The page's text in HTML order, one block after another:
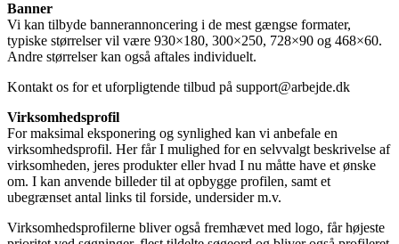
Banner
Vi kan tilbyde bannerannoncering i de mest gængse formater,
typiske størrelser vil være 930×180, 300×250, 728×90 og 468×60.
Andre størrelser kan også aftales individuelt.
Kontakt os for et uforpligtende tilbud på support@arbejde.dk
Virksomhedsprofil
For maksimal eksponering og synlighed kan vi anbefale en
virksomhedsprofil. Her får I mulighed for en selvvalgt beskrivelse af
virksomheden, jeres produkter eller hvad I nu måtte have et ønske
om. I kan anvende billeder til at opbygge profilen, samt et
ubegrænset antal links til forside, undersider m.v.
Virksomhedsprofilerne bliver også fremhævet med logo, får højeste